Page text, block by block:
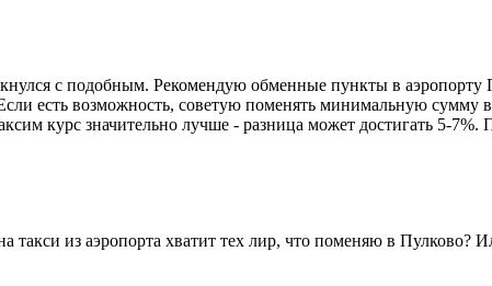
с подобным. Рекомендую обменные пункты в аэропорту
есть возможность, советую поменять минимальную сумму
курс значительно лучше - разница может достигать 5-
из аэропорта хватит тех лир, что поменяю в Пулково?